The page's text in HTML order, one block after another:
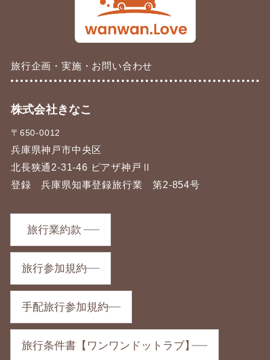
旅行企画・実施・お問い合わせ
株式会社きなこ
〒650-0012
兵庫県神戸市中央区
北長狭通2-31-46 ピアザ神戸Ⅱ
登録 兵庫県知事登録旅行業 第2-854号
旅行業約款
旅行参加規約
手配旅行参加規約
旅行条件書【ワンワンドットラブ】